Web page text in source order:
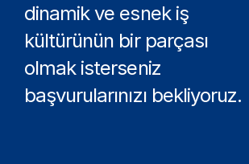
dinamik ve esnek iş
kültürünün bir parçası
olmak isterseniz
başvurularınızı bekliyoruz.